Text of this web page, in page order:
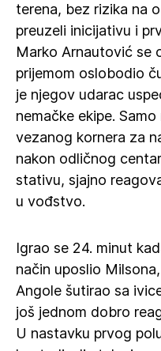
terena, bez rizika na
preuzeli inicijativu i
Marko Arnautović se
prijemom oslobodio
je njegov udarac
nemačke ekipe.
vezanog kornera za
nakon odličnog
stativu, sjajno
u vođstvo.
Igrao se 24. minut
način uposlio
Angole šutirao sa
još jednom dobro
U nastavku prvog